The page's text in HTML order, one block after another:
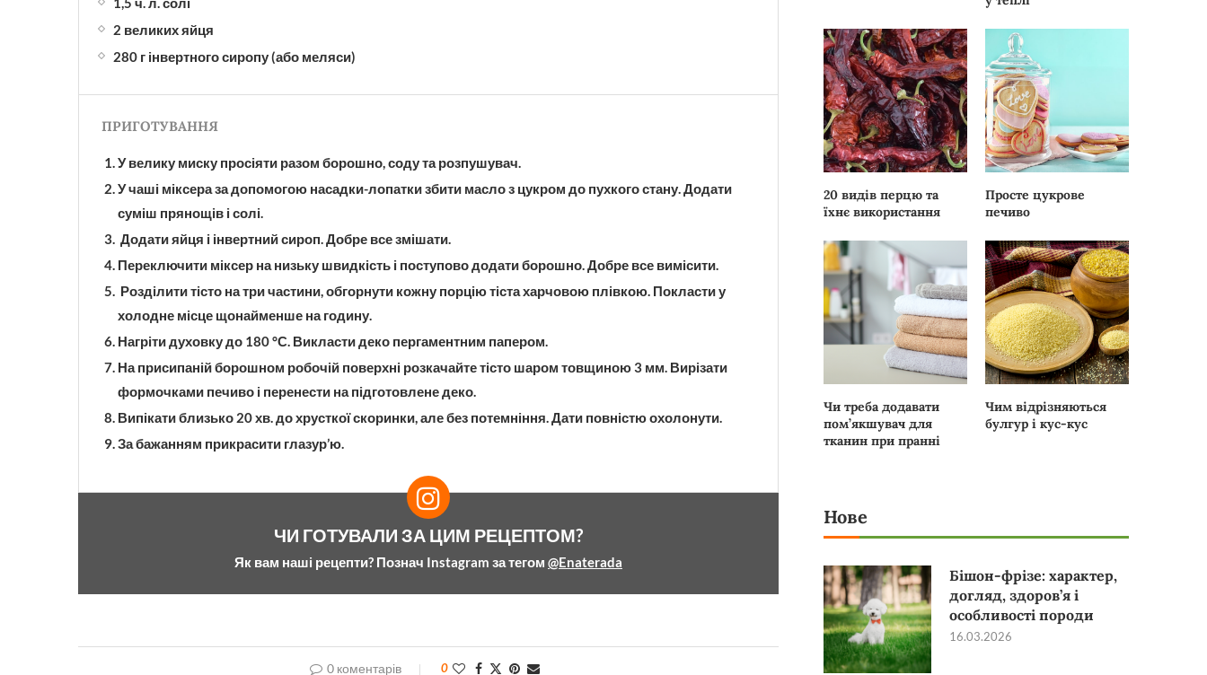
2 великих яйця
280 г інвертного сиропу (або меляси)
ПРИГОТУВАННЯ
У велику миску просіяти разом борошно, соду та розпушувач.
У чаші міксера за допомогою насадки-лопатки збити масло з цукром до пухкого стану. Додати
суміш прянощів і солі.
Додати яйця і інвертний сироп. Добре все змішати.
Переключити міксер на низьку швидкість і поступово додати борошно. Добре все вимісити.
Розділити тісто на три частини, обгорнути кожну порцію тіста харчовою плівкою. Покласти у
холодне місце щонайменше на годину.
Нагріти духовку до 180 °С. Викласти деко пергаментним папером.
На присипаній борошном робочій поверхні розкачайте тісто шаром товщиною 3 мм. Вирізати
формочками печиво і перенести на підготовлене деко.
Випікати близько 20 хв. до хрусткої скоринки, але без потемніння. Дати повністю охолонути.
За бажанням прикрасити глазур’ю.
ЧИ ГОТУВАЛИ ЗА ЦИМ РЕЦЕПТОМ?
Як вам наші рецепти? Познач Instagram за тегом @Enaterada
0 коментарів 0
20 видів перцю та
їхнє використання
Просте цукрове
печиво
Чи треба додавати
пом’якшувач для
тканин при пранні
Чим відрізняються
булгур і кус-кус
Нове
Бішон-фрізе: характер,
догляд, здоров’я і
особливості породи
16.03.2026